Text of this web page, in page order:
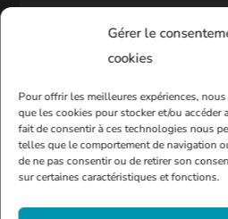
Gérer le
cookies
Pour offrir les meilleures expériences,
que les cookies pour stocker et/ou accéder
fait de consentir à ces technologies nous
telles que le comportement de navigation
de ne pas consentir ou de retirer son
sur certaines caractéristiques et fonctions.
CONTACT
Mentions légales
Politique de
Plan Bleu